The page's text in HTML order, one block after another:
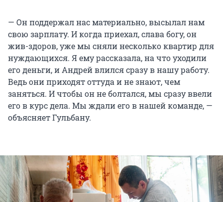
— Он поддержал нас материально, высылал нам
свою зарплату. И когда приехал, слава богу, он
жив-здоров, уже мы сняли несколько квартир для
нуждающихся. Я ему рассказала, на что уходили
его деньги, и Андрей влился сразу в нашу работу.
Ведь они приходят оттуда и не знают, чем
заняться. И чтобы он не болтался, мы сразу ввели
его в курс дела. Мы ждали его в нашей команде, —
объясняет Гульбану.